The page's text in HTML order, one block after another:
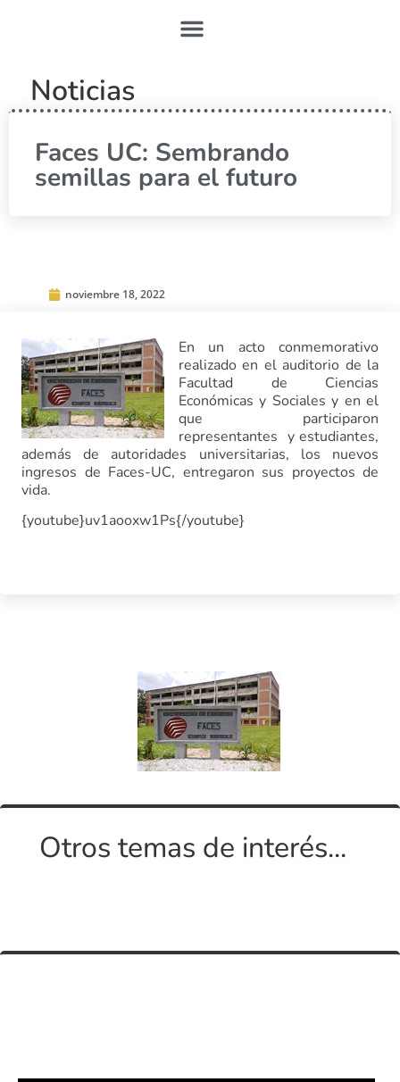
Noticias
Faces UC: Sembrando
semillas para el futuro
noviembre 18, 2022
En un acto conmemorativo
realizado en el auditorio de la
Facultad de Ciencias
Económicas y Sociales y en el
que participaron
representantes y estudiantes,
además de autoridades universitarias, los nuevos
ingresos de Faces-UC, entregaron sus proyectos de
vida.
{youtube}uv1aooxw1Ps{/youtube}
Otros temas de interés...